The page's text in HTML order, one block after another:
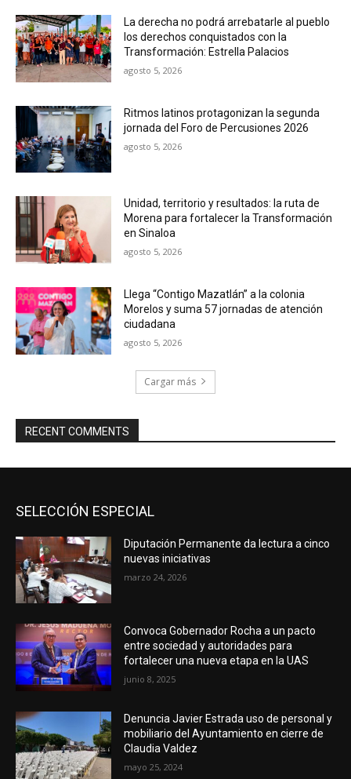
La derecha no podrá arrebatarle al pueblo
los derechos conquistados con la
Transformación: Estrella Palacios
agosto 5, 2026
Ritmos latinos protagonizan la segunda
jornada del Foro de Percusiones 2026
agosto 5, 2026
Unidad, territorio y resultados: la ruta de
Morena para fortalecer la Transformación
en Sinaloa
agosto 5, 2026
Llega “Contigo Mazatlán” a la colonia
Morelos y suma 57 jornadas de atención
ciudadana
agosto 5, 2026
Cargar más
RECENT COMMENTS
SELECCIÓN ESPECIAL
Diputación Permanente da lectura a cinco
nuevas iniciativas
marzo 24, 2026
Convoca Gobernador Rocha a un pacto
entre sociedad y autoridades para
fortalecer una nueva etapa en la UAS
junio 8, 2025
Denuncia Javier Estrada uso de personal y
mobiliario del Ayuntamiento en cierre de
Claudia Valdez
mayo 25, 2024